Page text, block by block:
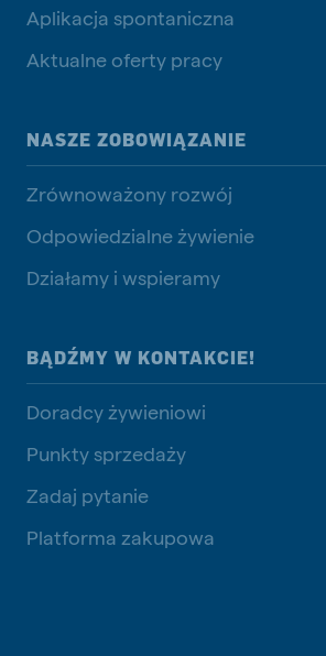
Aplikacja spontaniczna
Aktualne oferty pracy
NASZE ZOBOWIĄZANIE
Zrównoważony rozwój
Odpowiedzialne żywienie
Działamy i wspieramy
BĄDŹMY W KONTAKCIE!
Doradcy żywieniowi
Punkty sprzedaży
Zadaj pytanie
Platforma zakupowa